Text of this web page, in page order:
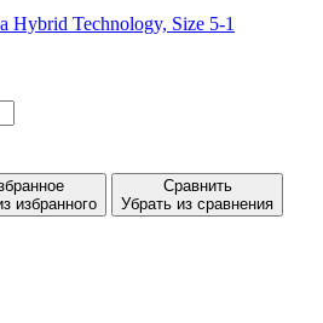
избранного
Сравнить
Убрать из сравнения